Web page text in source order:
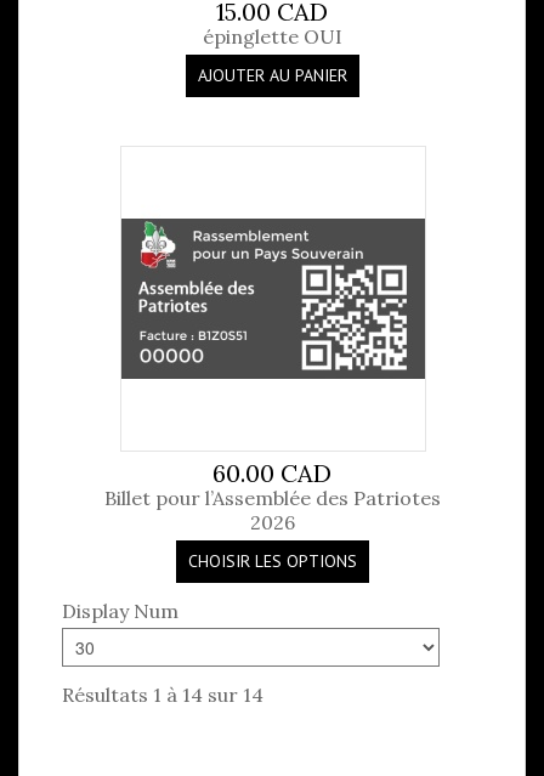
15.00 CAD
épinglette OUI
AJOUTER AU PANIER
60.00 CAD
Billet pour l’Assemblée des Patriotes
2026
CHOISIR LES OPTIONS
Display Num
Résultats 1 à 14 sur 14